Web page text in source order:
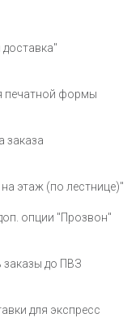
печатной формы
заказа
этаж (по лестнице)"
опции "Прозвон"
заказы до ПВЗ
для экспресс